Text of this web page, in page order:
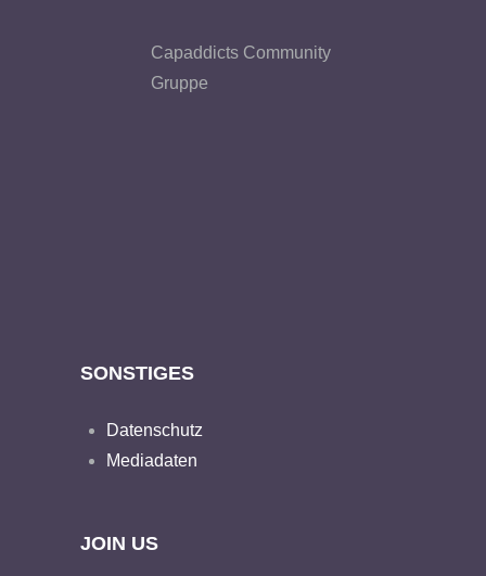
Capaddicts Community
Gruppe
SONSTIGES
Datenschutz
Mediadaten
JOIN US